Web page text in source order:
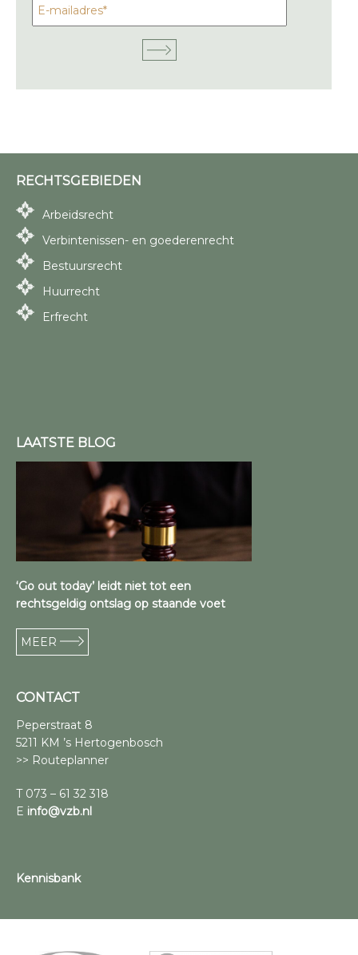
RECHTSGEBIEDEN
Arbeidsrecht
Verbintenissen- en goederenrecht
Bestuursrecht
Huurrecht
Erfrecht
LAATSTE BLOG
‘Go out today’ leidt niet tot een
rechtsgeldig ontslag op staande voet
MEER
CONTACT
Peperstraat 8
5211 KM ’s Hertogenbosch
>> Routeplanner
T 073 – 61 32 318
E info@vzb.nl
Kennisbank